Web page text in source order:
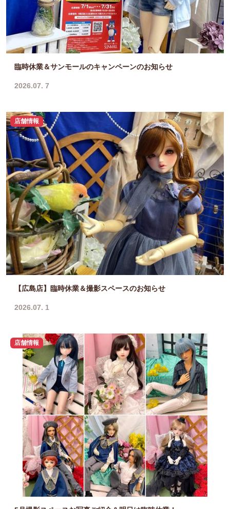
臨時休業＆サンモールのキャンペーンのお知らせ
2026.07. 7
店舗情報
【広島店】臨時休業＆撮影スペースのお知らせ
2026.07. 1
店舗情報